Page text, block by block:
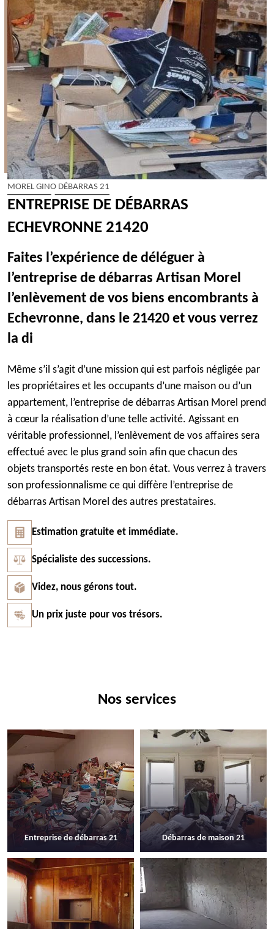
MOREL GINO DÉBARRAS 21
ENTREPRISE DE DÉBARRAS
ECHEVRONNE 21420
Faites l’expérience de déléguer à
l’entreprise de débarras Artisan Morel
l’enlèvement de vos biens encombrants à
Echevronne, dans le 21420 et vous verrez
la di
Même s’il s’agit d’une mission qui est parfois négligée par
les propriétaires et les occupants d’une maison ou d’un
appartement, l’entreprise de débarras Artisan Morel prend
à cœur la réalisation d’une telle activité. Agissant en
véritable professionnel, l’enlèvement de vos affaires sera
effectué avec le plus grand soin afin que chacun des
objets transportés reste en bon état. Vous verrez à travers
son professionnalisme ce qui diffère l’entreprise de
débarras Artisan Morel des autres prestataires.
Estimation gratuite et immédiate.
Spécialiste des successions.
Videz, nous gérons tout.
Un prix juste pour vos trésors.
Nos services
Entreprise de débarras 21 Débarras de maison 21